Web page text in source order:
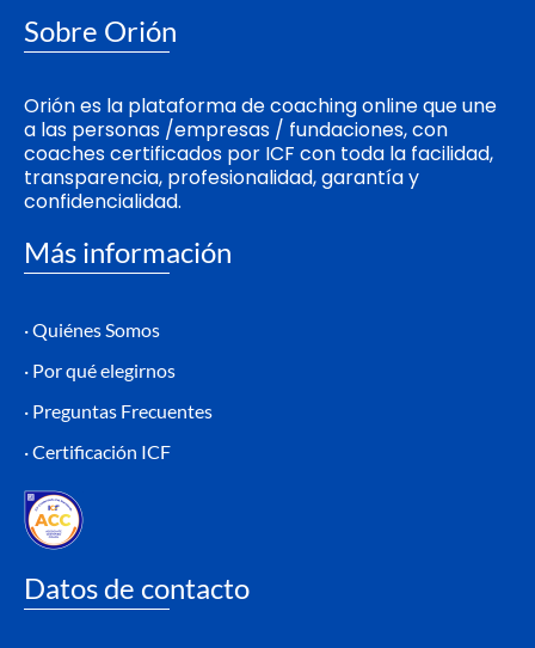
Sobre Orión
Orión es la plataforma de coaching online que une
a las personas /empresas / fundaciones, con
coaches certificados por ICF con toda la facilidad,
transparencia, profesionalidad, garantía y
confidencialidad.
Más información
· Quiénes Somos
· Por qué elegirnos
· Preguntas Frecuentes
· Certificación ICF
Datos de contacto